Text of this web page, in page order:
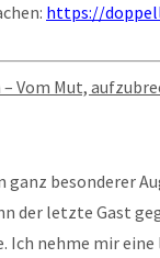
https://
Vom Mut,
ganz besonderer
der letzte Gast
Ich nehme mir